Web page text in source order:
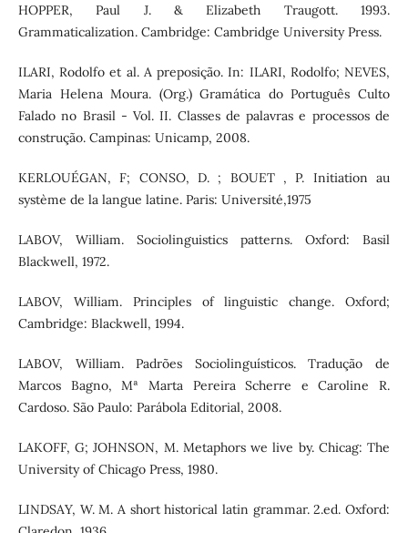
HOPPER, Paul J. & Elizabeth Traugott. 1993.
Grammaticalization. Cambridge: Cambridge University Press.
ILARI, Rodolfo et al. A preposição. In: ILARI, Rodolfo; NEVES,
Maria Helena Moura. (Org.) Gramática do Português Culto
Falado no Brasil - Vol. II. Classes de palavras e processos de
construção. Campinas: Unicamp, 2008.
KERLOUÉGAN, F; CONSO, D. ; BOUET , P. Initiation au
système de la langue latine. Paris: Université,1975
LABOV, William. Sociolinguistics patterns. Oxford: Basil
Blackwell, 1972.
LABOV, William. Principles of linguistic change. Oxford;
Cambridge: Blackwell, 1994.
LABOV, William. Padrões Sociolinguísticos. Tradução de
Marcos Bagno, Mª Marta Pereira Scherre e Caroline R.
Cardoso. São Paulo: Parábola Editorial, 2008.
LAKOFF, G; JOHNSON, M. Metaphors we live by. Chicag: The
University of Chicago Press, 1980.
LINDSAY, W. M. A short historical latin grammar. 2.ed. Oxford: